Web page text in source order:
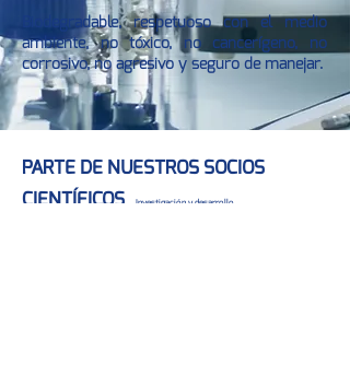
Biodegradable, respetuoso con el medio
ambiente, no tóxico, no cancerígeno, no
corrosivo, no agresivo y seguro de manejar.
PARTE DE NUESTROS SOCIOS
CIENTÍFICOS
Investigación y desarrollo